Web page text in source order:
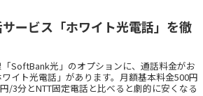
ービス「ホワイト光電話」を徹
SoftBank光」のオプションに、通話料金がお
イト光電話」があります。月額基本料金500円
/3分とNTT固定電話と比べると劇的に安くなる